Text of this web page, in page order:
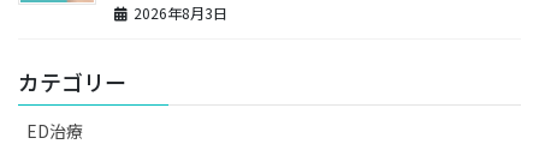
2026年8月3日
カテゴリー
ED治療